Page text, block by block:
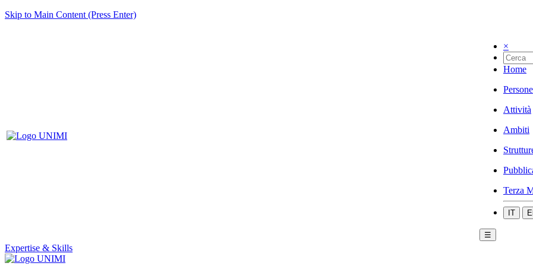
Skip to Main Content (Press Enter)
×
Home
Persone
Attività
Ambiti
Terza
IT
☰
Expertise & Skills